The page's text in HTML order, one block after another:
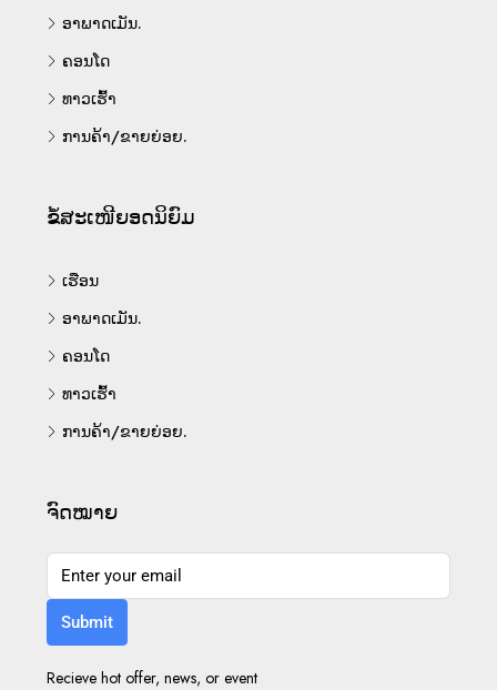
ອາພາດເມັນ.
ຄອນໂດ
ທາວເຮົ້າ
ການຄ້າ/ຂາຍຍ່ອຍ.
ຂໍ້ສະເໜີຍອດນິຍົມ
ເຮືອນ
ອາພາດເມັນ.
ຄອນໂດ
ທາວເຮົ້າ
ການຄ້າ/ຂາຍຍ່ອຍ.
ຈົດໝາຍ
Submit
Recieve hot offer, news, or event